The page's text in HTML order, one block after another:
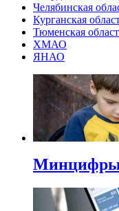
Челябинская
Курганская
Тюменская
ХМАО
ЯНАО
Минцифры